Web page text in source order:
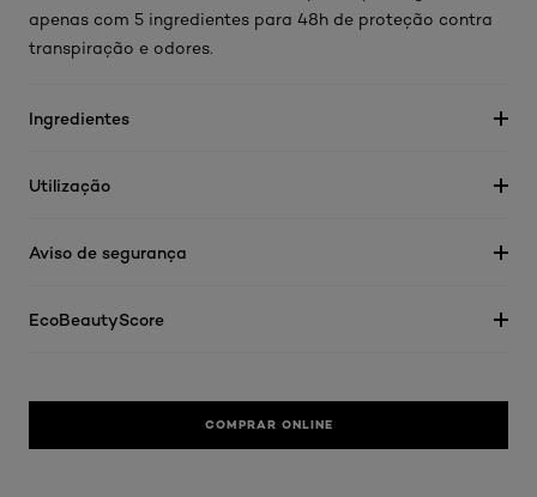
apenas com 5 ingredientes para 48h de proteção contra
transpiração e odores.
Ingredientes
Utilização
Aviso de segurança
EcoBeautyScore
COMPRAR ONLINE